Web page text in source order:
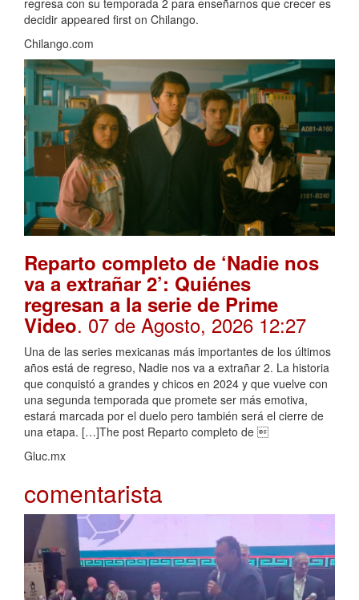
decidir appeared first on Chilango.
Chilango.com
Reparto completo de ‘Nadie nos
va a extrañar 2’: Quiénes
regresan a la serie de Prime
Video. 07 de Agosto, 2026 12:27
Una de las series mexicanas más importantes de los últimos
años está de regreso, Nadie nos va a extrañar 2. La historia
que conquistó a grandes y chicos en 2024 y que vuelve con
una segunda temporada que promete ser más emotiva,
estará marcada por el duelo pero también será el cierre de
una etapa. […]The post Reparto completo de 
Gluc.mx
comentarista